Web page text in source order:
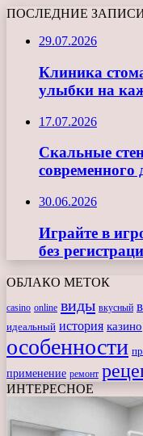
ПОСЛЕДНИЕ
29.07.2026
Клиника
улыбки на
17.07.2026
Скальные
современного
30.06.2026
Играйте в
без
ОБЛАКО МЕТОК
casino online виды вкусный
идеальный история казино
особенности
применение ремонт
ИНТЕРЕСНОЕ